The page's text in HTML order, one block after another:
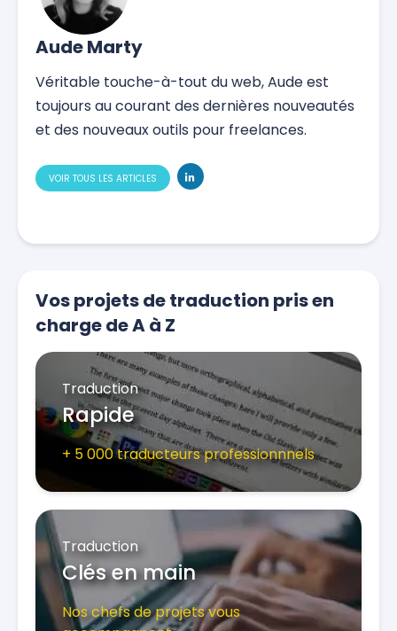
Aude Marty
Véritable touche-à-tout du web, Aude est
toujours au courant des dernières nouveautés
et des nouveaux outils pour freelances.
VOIR TOUS LES ARTICLES
Vos projets de traduction pris en
charge de A à Z
Traduction
Rapide
+ 5 000 traducteurs professionnnels
Traduction
Clés en main
Nos chefs de projets vous